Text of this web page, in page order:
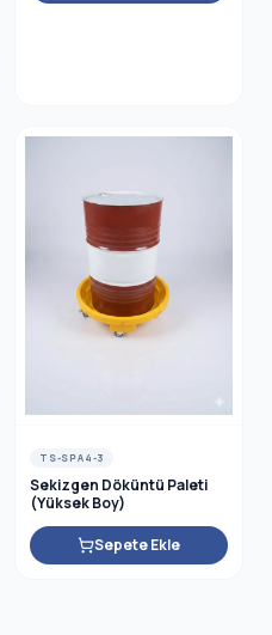
TS-SPA4-3
Sekizgen Döküntü Paleti
(Yüksek Boy)
Sepete Ekle